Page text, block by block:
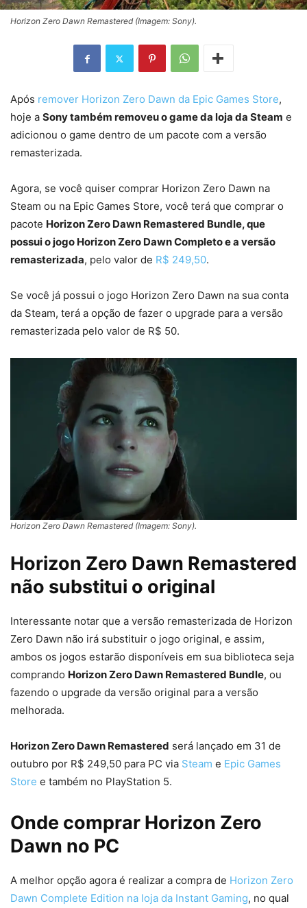
Horizon Zero Dawn Remastered (Imagem: Sony).
Após remover Horizon Zero Dawn da Epic Games Store,
hoje a Sony também removeu o game da loja da Steam e
adicionou o game dentro de um pacote com a versão
remasterizada.
Agora, se você quiser comprar Horizon Zero Dawn na
Steam ou na Epic Games Store, você terá que comprar o
pacote Horizon Zero Dawn Remastered Bundle, que
possui o jogo Horizon Zero Dawn Completo e a versão
remasterizada, pelo valor de R$ 249,50.
Se você já possui o jogo Horizon Zero Dawn na sua conta
da Steam, terá a opção de fazer o upgrade para a versão
remasterizada pelo valor de R$ 50.
Horizon Zero Dawn Remastered (Imagem: Sony).
Horizon Zero Dawn Remastered
não substitui o original
Interessante notar que a versão remasterizada de Horizon
Zero Dawn não irá substituir o jogo original, e assim,
ambos os jogos estarão disponíveis em sua biblioteca seja
comprando Horizon Zero Dawn Remastered Bundle, ou
fazendo o upgrade da versão original para a versão
melhorada.
Horizon Zero Dawn Remastered será lançado em 31 de
outubro por R$ 249,50 para PC via Steam e Epic Games
Store e também no PlayStation 5.
Onde comprar Horizon Zero
Dawn no PC
A melhor opção agora é realizar a compra de Horizon Zero
Dawn Complete Edition na loja da Instant Gaming, no qual